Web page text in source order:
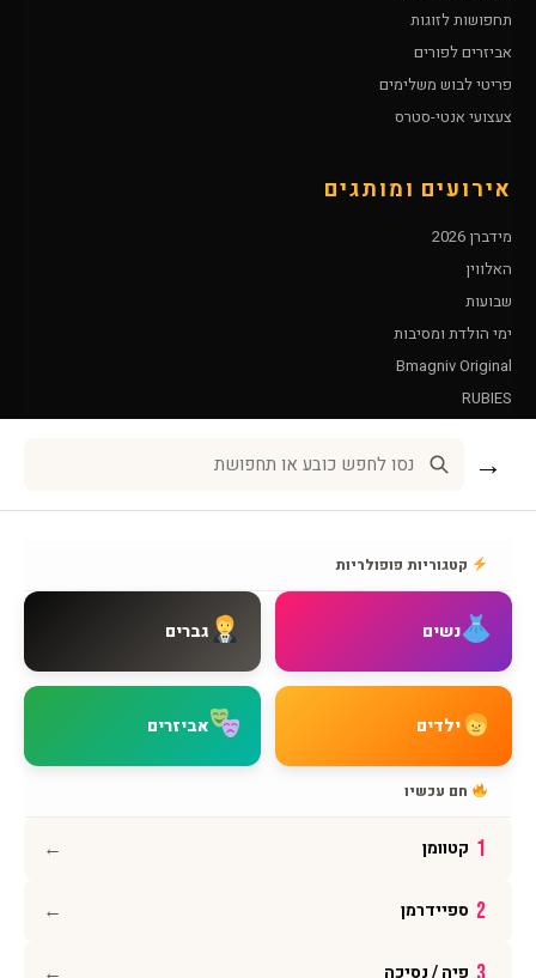
תחפושות לזוגות
אביזרים לפורים
פריטי לבוש משלימים
צעצועי אנטי-סטרס
אירועים ומותגים
מידברן 2026
האלווין
שבועות
ימי הולדת ומסיבות
Bmagniv Original
RUBIES
צור קשר
שאלות נפוצות
מדיניות משלוחים
מדיניות החזרות
מדיניות פרטיות
פייסבוק
→
קטגוריות פופולריות
נשים גברים
ילדים אביזרים
חם עכשיו
1 קטוומן ←
2 ספיידרמן ←
פיה / נסיכה